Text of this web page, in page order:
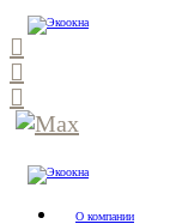
О компании